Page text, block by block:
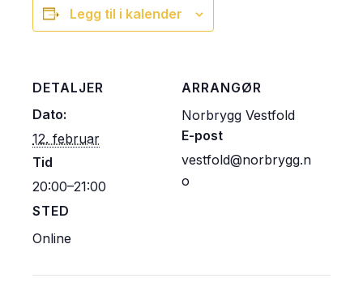
Legg til i kalender
DETALJER
Dato:
12. februar
Tid
20:00–21:00
STED
Online
ARRANGØR
Norbrygg Vestfold
E-post
vestfold@norbrygg.n
o